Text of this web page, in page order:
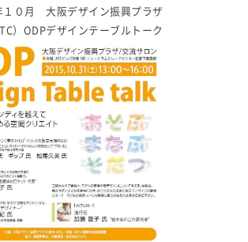
１０月 大阪デザイン振興プラザ
）ODPデザインテーブルトーク